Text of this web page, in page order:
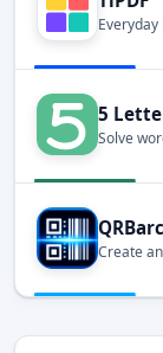
Everyday
5
Solve
Create